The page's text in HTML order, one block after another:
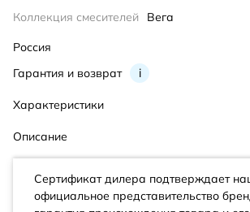
Гарантия и возврат i
Коллекция смесителей Вега
Россия
Характеристики
Описание
Сертификат дилера подтверждает
официальное представительство